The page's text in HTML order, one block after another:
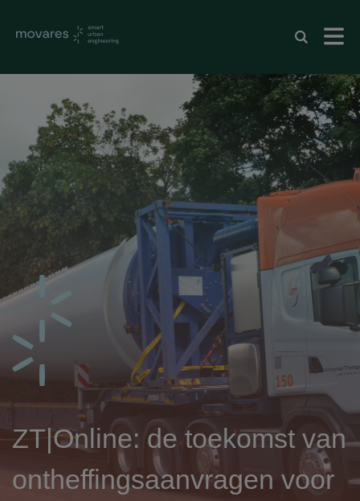
ZT|Online: de toekomst van
ontheffingsaanvragen voor